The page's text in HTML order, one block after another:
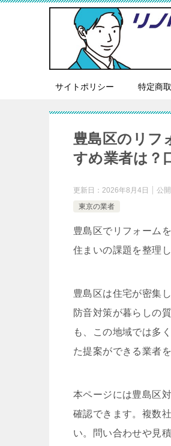
サイトポリシー 特定商
豊島区のリフ
すめ業者は？
更新日： 2026年8月4日 公開
東京の業者
豊島区でリフォーム
住まいの課題を整理
豊島区は住宅が密集
防音対策が暮らしの
も、この地域では多
た提案ができる業者
本ページには豊島区
確認できます。複数
い。問い合わせや見